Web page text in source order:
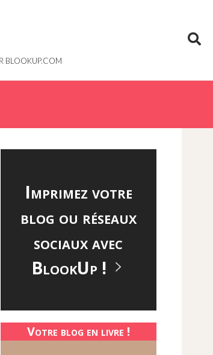
BLOOKUP.COM
Imprimez votre
blog ou réseaux
sociaux avec
BlookUp !
Votre blog en livre !